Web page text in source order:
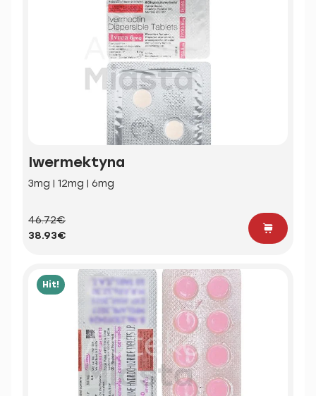
Iwermektyna
3mg | 12mg | 6mg
46.72€
38.93€
Hit!